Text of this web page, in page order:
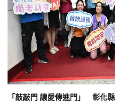
「敲敲門 讓愛傳進門」 彰化